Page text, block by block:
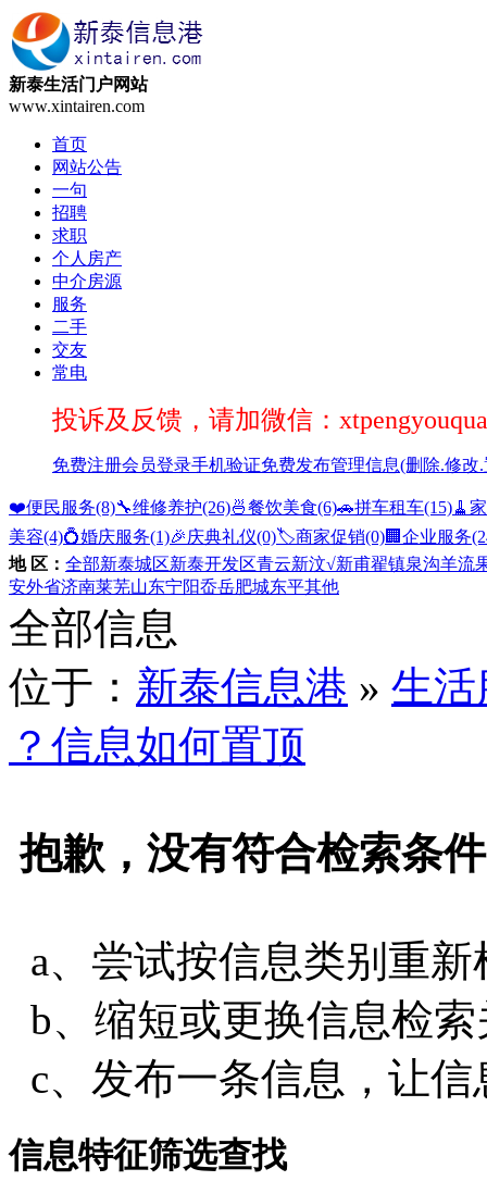
新泰生活门户网站
www.xintairen.com
首页
网站公告
一句
招聘
求职
个人房产
中介房源
服务
二手
交友
常电
投诉及反馈，请加微信：
免费注册会员登录手机验证免费发布管理信息(删除.修改
❤️便民服务(8)🔧维修养护(26)🍜餐饮美食(6)🚗拼车租车(15)🧹
美容(4)💍婚庆服务(1)🎉庆典礼仪(0)🏷️商家促销(0)🏢企业服务
地 区： 全部新泰城区新泰开发区青云新汶√新甫翟镇泉沟羊流
安外省济南莱芜山东宁阳岙岳肥城东平其他
全部信息
位于： 新泰信息港 » 生活
？信息如何置顶
抱歉，没有符合检索条
a、尝试按信息类别重
b、缩短或更换信息检
c、发布一条信息，让
信息特征筛选查找